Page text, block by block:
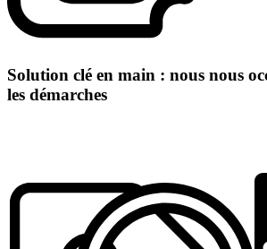
Solution clé en main : nous nous
les démarches